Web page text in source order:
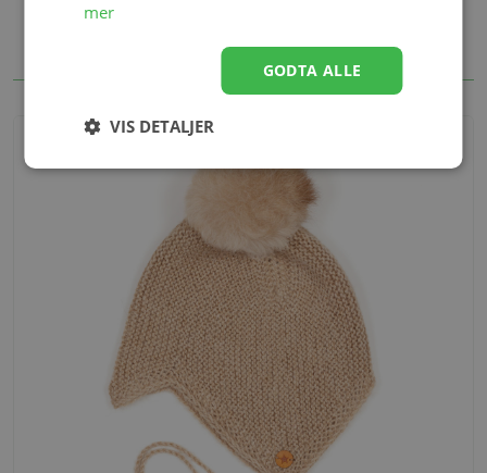
Alternativer
mer
GODTA ALLE
VIS DETALJER